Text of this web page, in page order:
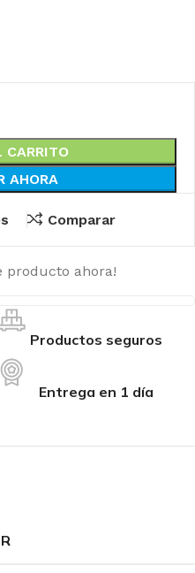
CARRITO
AHORA
Comparar
producto ahora!
Productos seguros
Entrega en 1 día